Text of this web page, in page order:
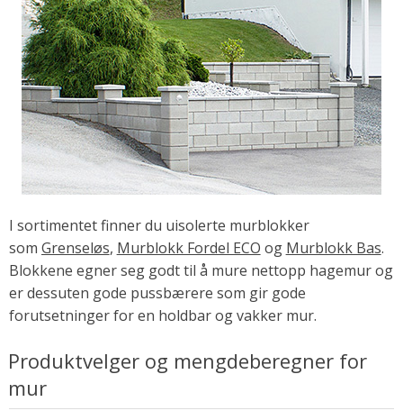
I sortimentet finner du uisolerte murblokker
som Grenseløs, Murblokk Fordel ECO og Murblokk Bas.
Blokkene egner seg godt til å mure nettopp hagemur og
er dessuten gode pussbærere som gir gode
forutsetninger for en holdbar og vakker mur.
Produktvelger og mengdeberegner for
mur